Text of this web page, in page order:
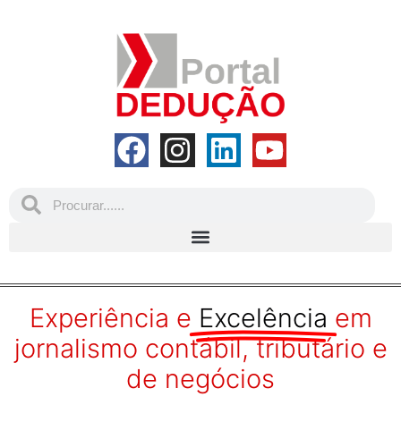
Experiência e Excelência em
jornalismo contábil, tributário e
de negócios